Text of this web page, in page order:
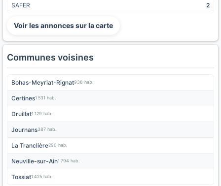
SAFER 2
Voir les annonces sur la carte
Communes voisines
Bohas-Meyriat-Rignat938 hab.
Certines1 531 hab.
Druillat1 129 hab.
Journans387 hab.
La Tranclière290 hab.
Neuville-sur-Ain1 794 hab.
Tossiat1 425 hab.